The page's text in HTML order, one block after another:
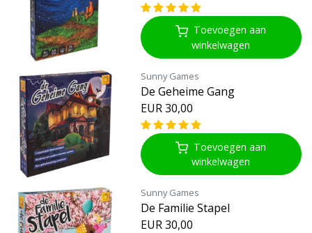
Toevoegen aan
winkelwagen
Sunny Games
De Geheime Gang
EUR 30,00
Toevoegen aan
winkelwagen
Sunny Games
De Familie Stapel
EUR 30,00